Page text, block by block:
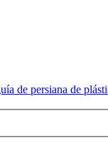
de persiana de